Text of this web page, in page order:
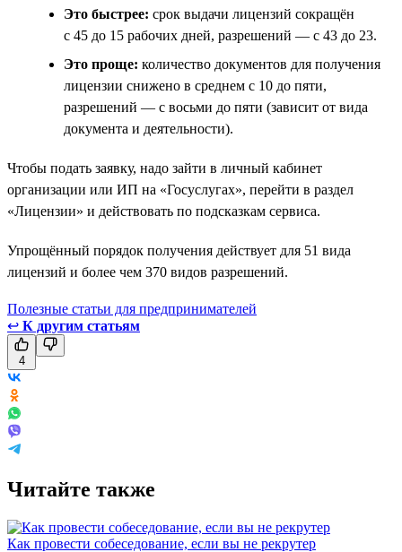
Это быстрее: срок выдачи лицензий сокращён
с 45 до 15 рабочих дней, разрешений — с 43 до 23.
Это проще: количество документов для получения
лицензии снижено в среднем с 10 до пяти,
разрешений — с восьми до пяти (зависит от вида
документа и деятельности).
Чтобы подать заявку, надо зайти в личный кабинет
организации или ИП на «Госуслугах», перейти в раздел
«Лицензии» и действовать по подсказкам сервиса.
Упрощённый порядок получения действует для 51 вида
лицензий и более чем 370 видов разрешений.
Полезные статьи для предпринимателей
↩ К другим статьям
4
Читайте также
Как провести собеседование, если вы не рекрутер